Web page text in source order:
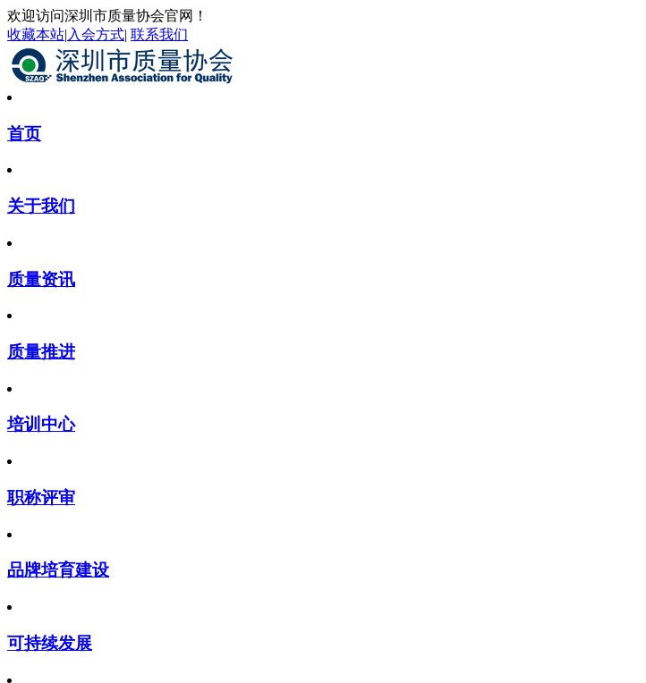
欢迎访问深圳市质量协会官网！
收藏本站| 入会方式| 联系我们
首页
关于我们
质量资讯
质量推进
培训中心
职称评审
品牌培育建设
可持续发展